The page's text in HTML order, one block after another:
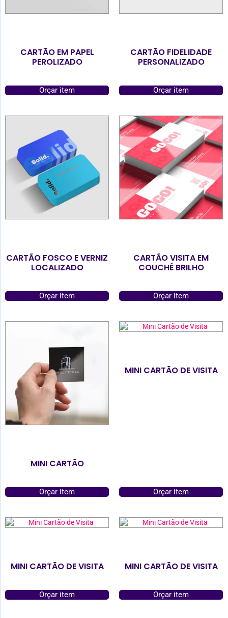
CARTÃO EM PAPEL
PEROLIZADO
Orçar item
CARTÃO FIDELIDADE
PERSONALIZADO
Orçar item
CARTÃO FOSCO E VERNIZ
LOCALIZADO
Orçar item
CARTÃO VISITA EM
COUCHÉ BRILHO
Orçar item
MINI CARTÃO
Orçar item
MINI CARTÃO DE VISITA
Orçar item
MINI CARTÃO DE VISITA
Orçar item
MINI CARTÃO DE VISITA
Orçar item